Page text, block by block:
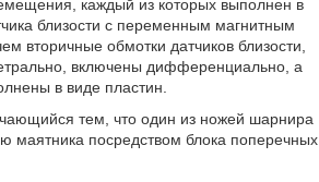
каждый из которых выполнен в
близости с переменным магнитным
вторичные обмотки датчиков близости,
включены дифференциально, а
в виде пластин.
тем, что один из ножей шарнира
маятника посредством блока поперечных